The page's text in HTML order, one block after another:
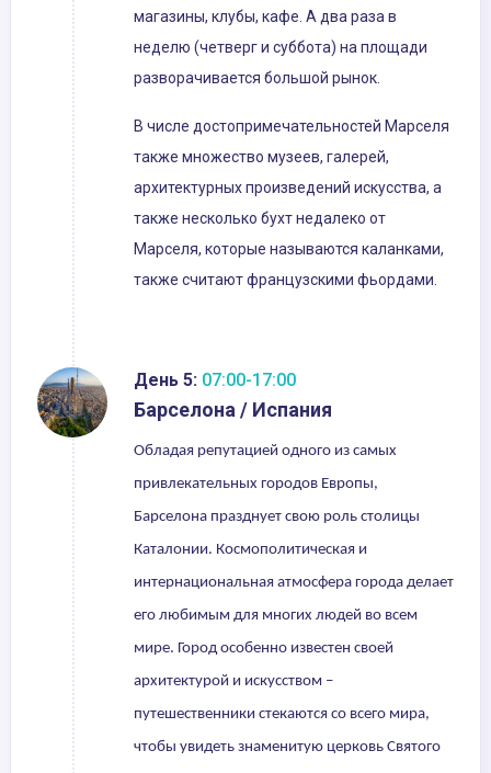
магазины, клубы, кафе. А два раза в
неделю (четверг и суббота) на площади
разворачивается большой рынок.
В числе достопримечательностей Марселя
также множество музеев, галерей,
архитектурных произведений искусства, а
также несколько бухт недалеко от
Марселя, которые называются каланками,
также считают французскими фьордами.
День 5: 07:00-17:00
Барселона / Испания
Обладая репутацией одного из самых
привлекательных городов Европы,
Барселона празднует свою роль столицы
Каталонии. Космополитическая и
интернациональная атмосфера города делает
его любимым для многих людей во всем
мире. Город особенно известен своей
архитектурой и искусством –
путешественники стекаются со всего мира,
чтобы увидеть знаменитую церковь Святого